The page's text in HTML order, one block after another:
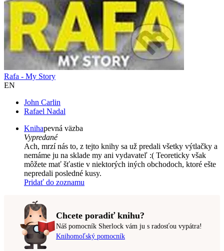
Rafa - My Story
EN
John Carlin
Rafael Nadal
Knihapevná väzba
Vypredané
Ach, mrzí nás to, z tejto knihy sa už predali všetky výtlačky a
nemáme ju na sklade my ani vydavateľ :( Teoreticky však
môžete mať šťastie v niektorých iných obchodoch, ktoré ešte
nepredali posledné kusy.
Pridať do zoznamu
Chcete poradiť knihu?
Náš pomocník Sherlock vám ju s radosťou vypátra!
Knihomoľský pomocník